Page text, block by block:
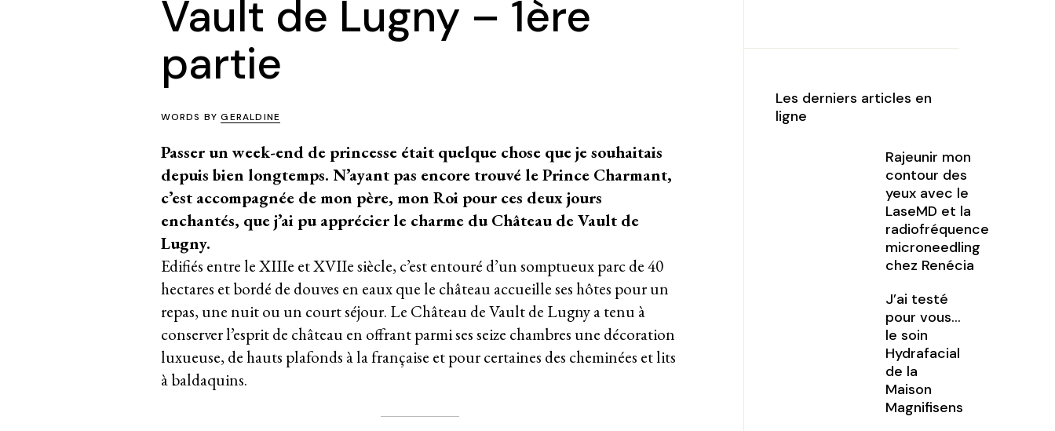
Vault de Lugny – 1ère
partie
WORDS BYGERALDINE
Passer un week-end de princesse était quelque chose que je souhaitais
depuis bien longtemps. N’ayant pas encore trouvé le Prince Charmant,
c’est accompagnée de mon père, mon Roi pour ces deux jours
enchantés, que j’ai pu apprécier le charme du Château de Vault de
Lugny.
Edifiés entre le XIIIe et XVIIe siècle, c’est entouré d’un somptueux parc de 40
hectares et bordé de douves en eaux que le château accueille ses hôtes pour un
repas, une nuit ou un court séjour. Le Château de Vault de Lugny a tenu à
conserver l’esprit de château en offrant parmi ses seize chambres une décoration
luxueuse, de hauts plafonds à la française et pour certaines des cheminées et lits
à baldaquins.
Les derniers articles en
ligne
Rajeunir mon
contour des
yeux avec le
LaseMD et la
radiofréquence
microneedling
chez Renécia
J’ai testé
pour vous…
le soin
Hydrafacial
de la
Maison
Magnifisens